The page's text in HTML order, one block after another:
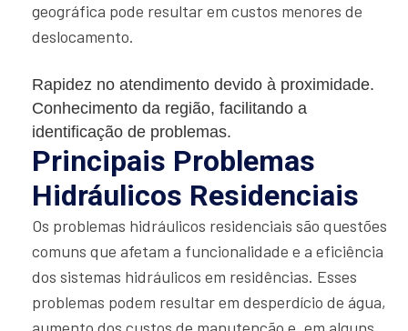
geográfica pode resultar em custos menores de
deslocamento.
Rapidez no atendimento devido à proximidade.
Conhecimento da região, facilitando a
identificação de problemas.
Principais Problemas
Hidráulicos Residenciais
Os problemas hidráulicos residenciais são questões
comuns que afetam a funcionalidade e a eficiência
dos sistemas hidráulicos em residências. Esses
problemas podem resultar em desperdício de água,